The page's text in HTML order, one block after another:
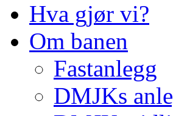
Hva gjør vi?
Om banen
Fastanlegg
DMJKs